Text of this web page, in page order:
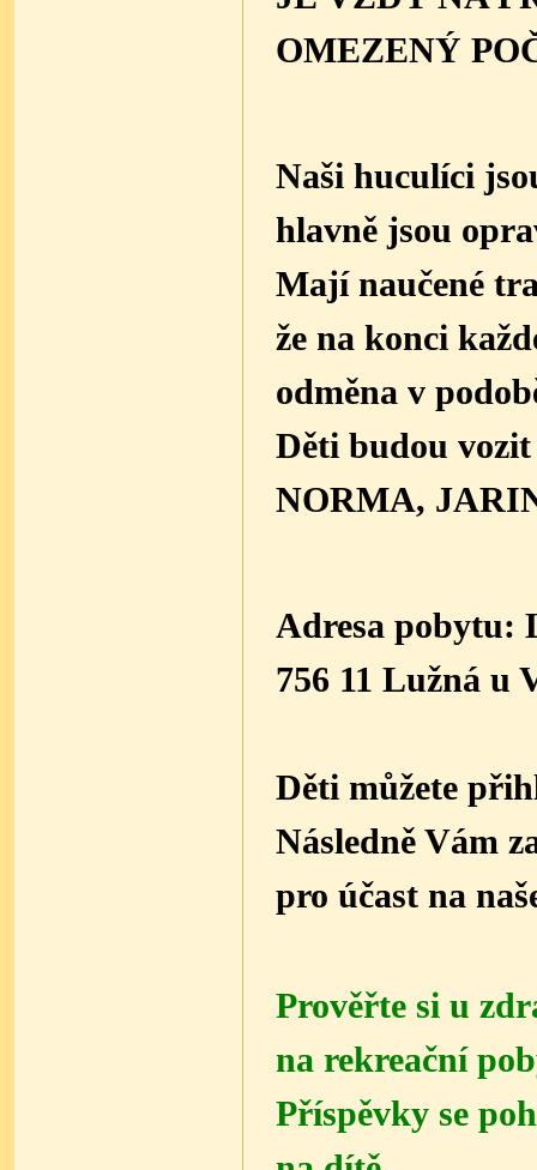
OMEZENÝ
Naši huculíci
hlavně jsou
Mají naučené
že na konci
odměna v
Děti budou
NORMA,
Adresa pobytu:
756 11 Lužná u
Děti můžete
Následně Vám
pro účast na
Prověřte si u
na rekreační
Příspěvky se